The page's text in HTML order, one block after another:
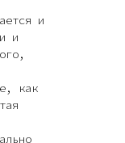
и
и
как